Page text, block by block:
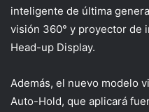
inteligente de última
visión 360° y proyector de
Head-up Display.
Además, el nuevo modelo
Auto-Hold, que aplicará